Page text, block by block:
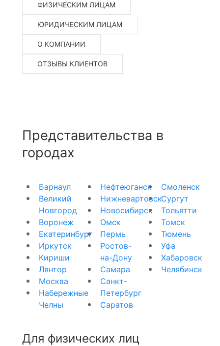
ФИЗИЧЕСКИМ ЛИЦАМ
ЮРИДИЧЕСКИМ ЛИЦАМ
О КОМПАНИИ
ОТЗЫВЫ КЛИЕНТОВ
Представительства в
городах
Барнаул
Великий
Новгород
Воронеж
Екатеринбург
Иркутск
Кириши
Лянтор
Москва
Набережные
Челны
Нефтеюганск
Нижневартовск
Новосибирск
Омск
Пермь
Ростов-
на-Дону
Самара
Санкт-
Петербург
Саратов
Смоленск
Сургут
Тольятти
Томск
Тюмень
Уфа
Хабаровск
Челябинск
Для физических лиц